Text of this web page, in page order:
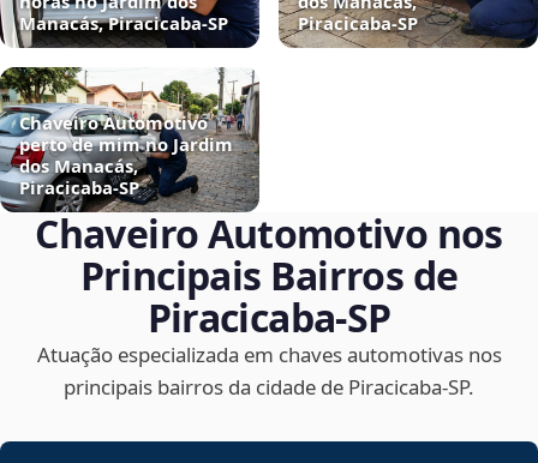
Manacás, Piracicaba‑SP
Piracicaba‑SP
Chaveiro Automotivo
perto de mim no Jardim
dos Manacás,
Piracicaba‑SP
Chaveiro Automotivo nos
Principais Bairros de
Piracicaba‑SP
Atuação especializada em chaves automotivas nos
principais bairros da cidade de Piracicaba‑SP.